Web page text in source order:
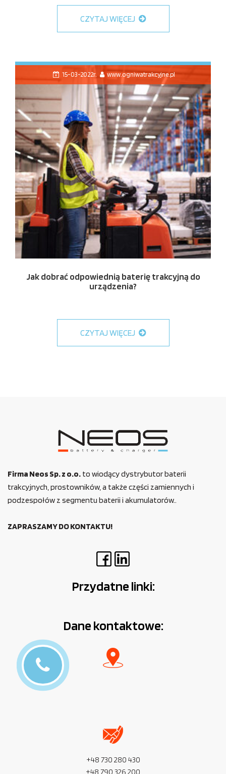
CZYTAJ WIĘCEJ
15-03-2022r. www.ogniwatrakcyjne.pl
Jak dobrać odpowiednią baterię trakcyjną do
urządzenia?
CZYTAJ WIĘCEJ
Firma Neos Sp. z o.o. to wiodący dystrybutor baterii
trakcyjnych, prostowników, a także części zamiennych i
podzespołów z segmentu baterii i akumulatorów..
ZAPRASZAMY DO KONTAKTU!
Przydatne linki:
Dane kontaktowe:
+48 730 280 430
+48 790 326 200